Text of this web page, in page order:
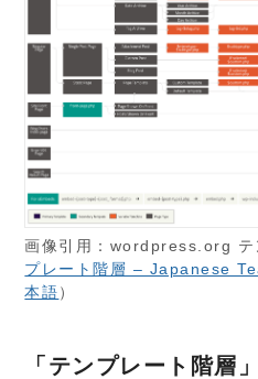
画像引用：wordpress.org テ
プレート階層 – Japanese
本語）
「テンプレート階層